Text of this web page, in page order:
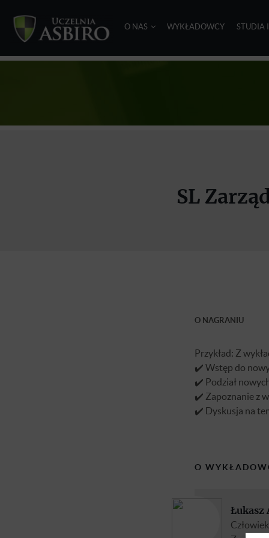
O NAS WYKŁADOWCY STUDIA
SL
O NAGRANIU
Przykład: Z
✔️ Wstęp do
✔️ Podział
✔️ Zapoznanie z
✔️ Dyskusja na
O
Łukasz